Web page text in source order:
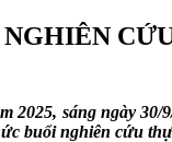
2025, sáng ngày
buổi nghiên cứu